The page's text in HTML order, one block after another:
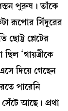
পুরুষ। তাঁকে
রূপোর সিঁদুরের
প্লেটের
‘গায়ত্রীকে
দিয়ে গেছেন
পারেনি
আছে। প্রথা